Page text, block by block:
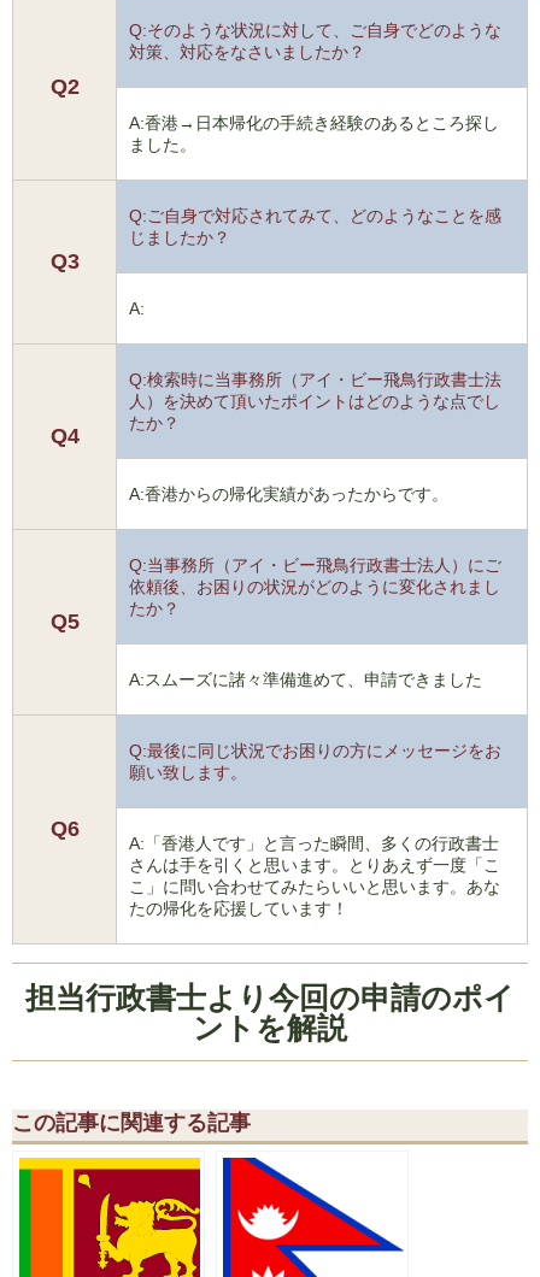
Q2
Q:そのような状況に対して、ご自身でどのような
対策、対応をなさいましたか？
A:香港→日本帰化の手続き経験のあるところ探し
ました。
Q3
Q:ご自身で対応されてみて、どのようなことを感
じましたか？
A:
Q4
Q:検索時に当事務所（アイ・ビー飛鳥行政書士法
人）を決めて頂いたポイントはどのような点でし
たか？
A:香港からの帰化実績があったからです。
Q5
Q:当事務所（アイ・ビー飛鳥行政書士法人）にご
依頼後、お困りの状況がどのように変化されまし
たか？
A:スムーズに諸々準備進めて、申請できました
Q6
Q:最後に同じ状況でお困りの方にメッセージをお
願い致します。
A:「香港人です」と言った瞬間、多くの行政書士
さんは手を引くと思います。とりあえず一度「こ
こ」に問い合わせてみたらいいと思います。あな
たの帰化を応援しています！
担当行政書士より今回の申請のポイ
ントを解説
この記事に関連する記事